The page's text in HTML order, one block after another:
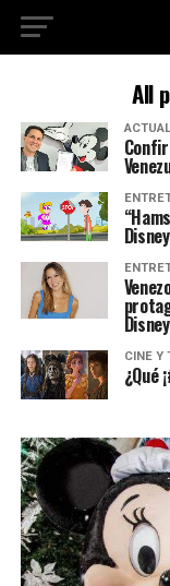
All
CINE Y
¿Qué